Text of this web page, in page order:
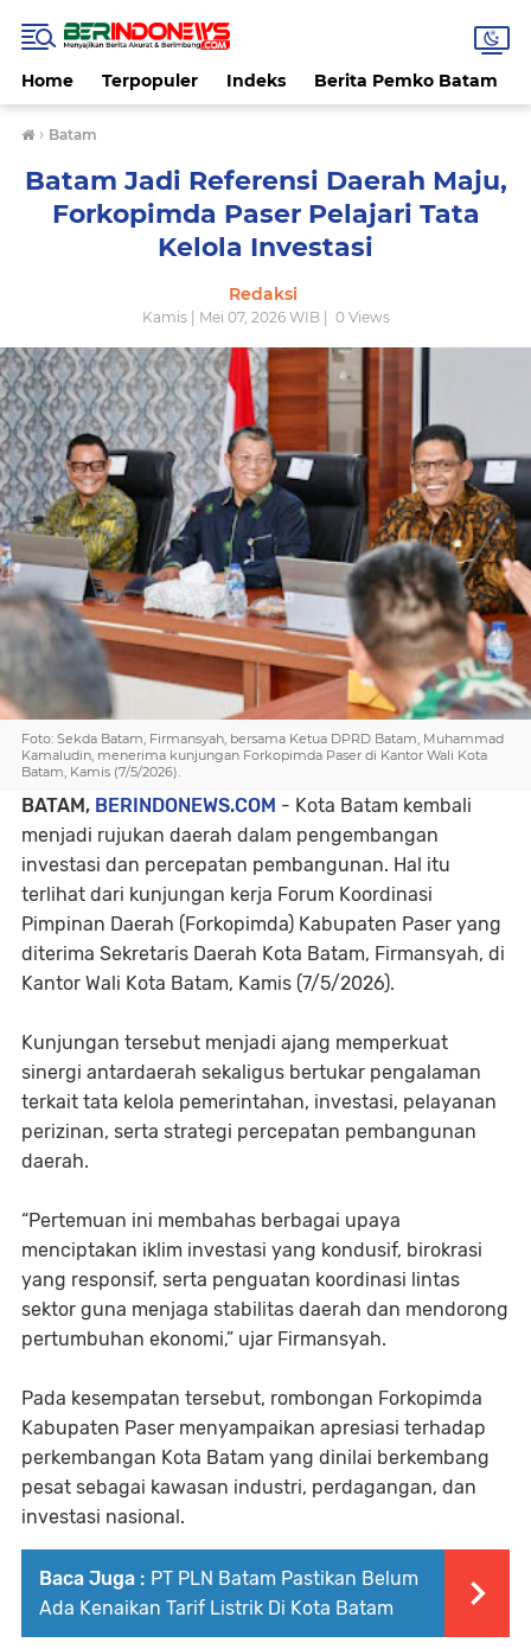
Home Terpopuler Indeks Berita Pemko Batam
› Batam
Batam Jadi Referensi Daerah Maju,
Forkopimda Paser Pelajari Tata
Kelola Investasi
Redaksi
Kamis | Mei 07, 2026 WIB | 0Views
Foto: Sekda Batam, Firmansyah, bersama Ketua DPRD Batam, Muhammad
Kamaludin, menerima kunjungan Forkopimda Paser di Kantor Wali Kota
Batam, Kamis (7/5/2026).
BATAM, BERINDONEWS.COM - Kota Batam kembali
menjadi rujukan daerah dalam pengembangan
investasi dan percepatan pembangunan. Hal itu
terlihat dari kunjungan kerja Forum Koordinasi
Pimpinan Daerah (Forkopimda) Kabupaten Paser yang
diterima Sekretaris Daerah Kota Batam, Firmansyah, di
Kantor Wali Kota Batam, Kamis (7/5/2026).
Kunjungan tersebut menjadi ajang memperkuat
sinergi antardaerah sekaligus bertukar pengalaman
terkait tata kelola pemerintahan, investasi, pelayanan
perizinan, serta strategi percepatan pembangunan
daerah.
“Pertemuan ini membahas berbagai upaya
menciptakan iklim investasi yang kondusif, birokrasi
yang responsif, serta penguatan koordinasi lintas
sektor guna menjaga stabilitas daerah dan mendorong
pertumbuhan ekonomi,” ujar Firmansyah.
Pada kesempatan tersebut, rombongan Forkopimda
Kabupaten Paser menyampaikan apresiasi terhadap
perkembangan Kota Batam yang dinilai berkembang
pesat sebagai kawasan industri, perdagangan, dan
investasi nasional.
Baca Juga : PT PLN Batam Pastikan Belum
Ada Kenaikan Tarif Listrik Di Kota Batam